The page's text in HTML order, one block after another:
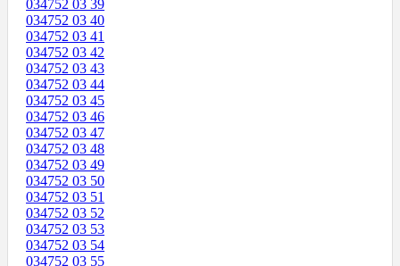
034752 03 39
034752 03 40
034752 03 41
034752 03 42
034752 03 43
034752 03 44
034752 03 45
034752 03 46
034752 03 47
034752 03 48
034752 03 49
034752 03 50
034752 03 51
034752 03 52
034752 03 53
034752 03 54
034752 03 55